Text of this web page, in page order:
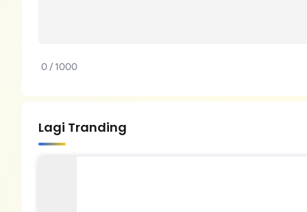
0 / 1000
Lagi Tranding